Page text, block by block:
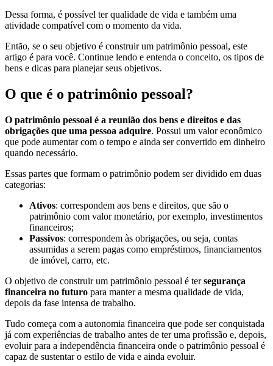
Dessa forma, é possível ter qualidade de vida e também uma
atividade compatível com o momento da vida.
Então, se o seu objetivo é construir um patrimônio pessoal, este
artigo é para você. Continue lendo e entenda o conceito, os tipos de
bens e dicas para planejar seus objetivos.
O que é o patrimônio pessoal?
O patrimônio pessoal é a reunião dos bens e direitos e das
obrigações que uma pessoa adquire. Possui um valor econômico
que pode aumentar com o tempo e ainda ser convertido em dinheiro
quando necessário.
Essas partes que formam o patrimônio podem ser dividido em duas
categorias:
Ativos: correspondem aos bens e direitos, que são o
patrimônio com valor monetário, por exemplo, investimentos
financeiros;
Passivos: correspondem às obrigações, ou seja, contas
assumidas a serem pagas como empréstimos, financiamentos
de imóvel, carro, etc.
O objetivo de construir um patrimônio pessoal é tersegurança
financeira no futuro para manter a mesma qualidade de vida,
depois da fase intensa de trabalho.
Tudo começa com a autonomia financeira que pode ser conquistada
já com experiências de trabalho antes de ter uma profissão e, depois,
evoluir para a independência financeira onde o patrimônio pessoal é
capaz de sustentar o estilo de vida e ainda evoluir.